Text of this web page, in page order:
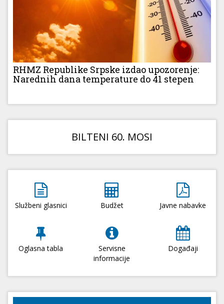
RHMZ Republike Srpske izdao upozorenje:
Narednih dana temperature do 41 stepen
BILTENI 60. MOSI
Službeni glasnici Budžet Javne nabavke
Oglasna tabla
Servisne
informacije
Događaji